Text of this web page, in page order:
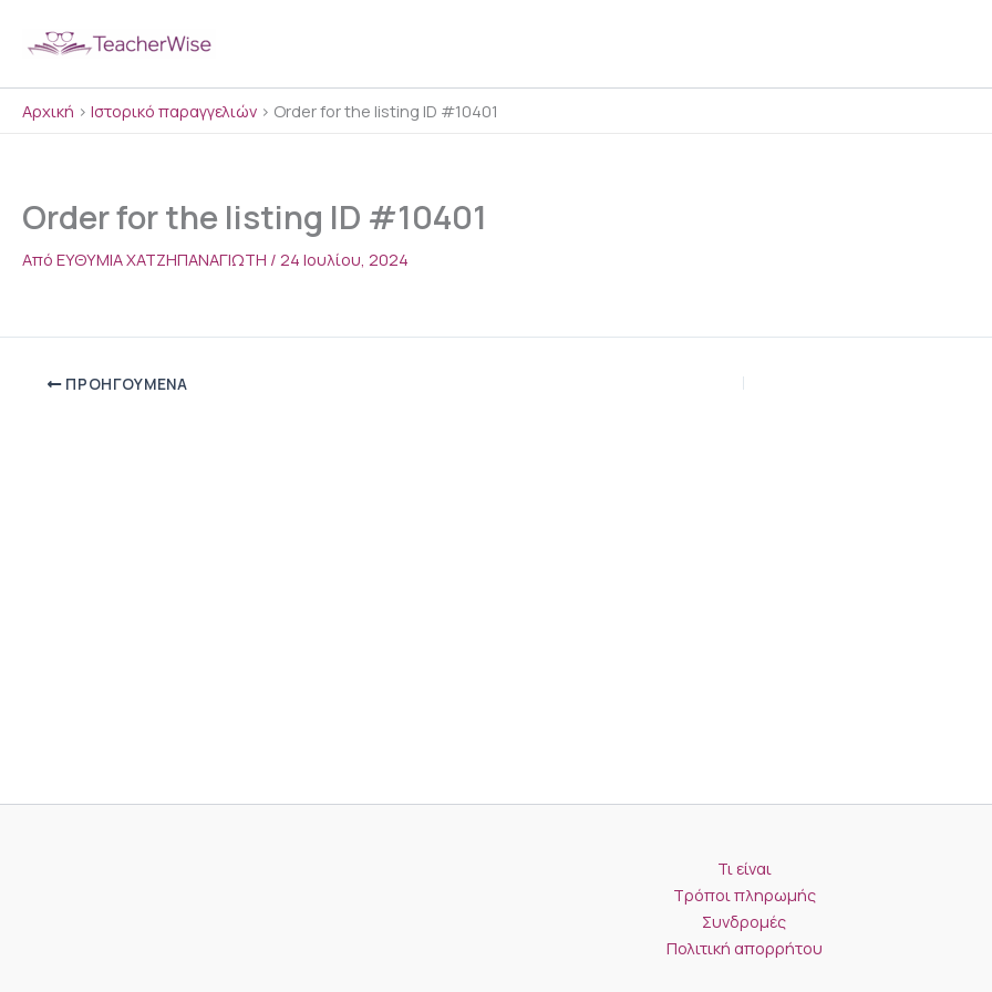
Αρχική > Ιστορικό παραγγελιών > Order for the listing ID #10401
Order for the listing ID #10401
Από ΕΥΘΥΜΙΑ ΧΑΤΖΗΠΑΝΑΓΙΩΤΗ / 24 Ιουλίου, 2024
ΠΡΟΗΓΟΎΜΕΝΑ
Τι είναι
Τρόποι πληρωμής
Συνδρομές
Πολιτική απορρήτου